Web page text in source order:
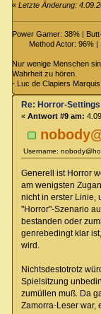
«Letzte Änderung:
Power Gamer: 38% |
Method Actor: 96% |
Nur wenige Menschen
Wahrheit zu hören.
- Luc de Clapiers
Username:
Re: Horror-
« Antwort #9 am:
Generell ist Horror
am wenigsten
nicht in erster Linie,
"Horror"-Szenario
bestanden oder
genrebedingt klar
wird.
Nichtsdestotrotz
Spielsitzung
zumüllen muß. Da
Zamorra-Leser war,